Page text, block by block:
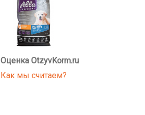
Оценка OtzyvKorm.ru
Как мы считаем?